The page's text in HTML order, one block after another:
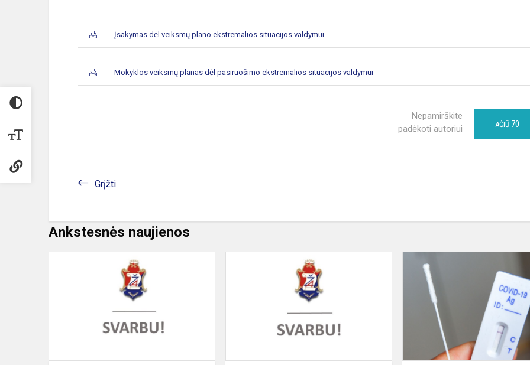
Įsakymas dėl veiksmų plano ekstremalios situacijos valdymui
Mokyklos veiksmų planas dėl pasiruošimo ekstremalios situacijos valdymui
Nepamirškite
padėkoti autoriui
AČIŪ 70
Grįžti
Ankstesnės naujienos
klasėse nuo
nuotolinis